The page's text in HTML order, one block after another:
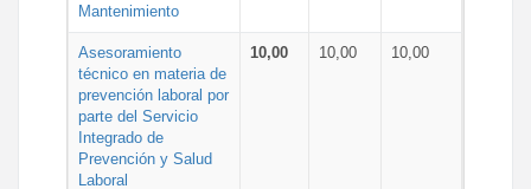
Mantenimiento
Asesoramiento
técnico en materia de
prevención laboral por
parte del Servicio
Integrado de
Prevención y Salud
Laboral
10,00 10,00 10,00